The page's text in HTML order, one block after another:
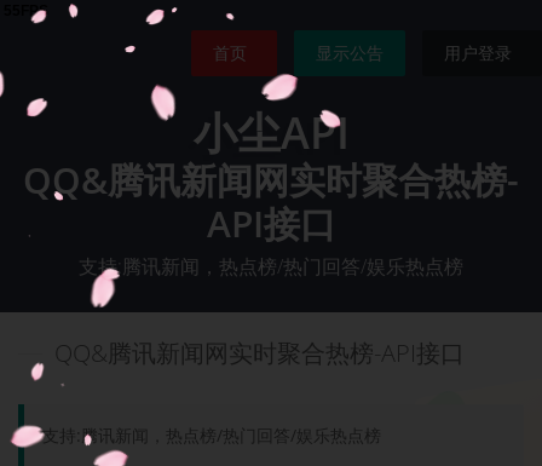
首页 显示公告 用户登录
小尘API
QQ&腾讯新闻网实时聚合热榜-
API接口
支持:腾讯新闻，热点榜/热门回答/娱乐热点榜
QQ&腾讯新闻网实时聚合热榜-API接口
支持:腾讯新闻，热点榜/热门回答/娱乐热点榜